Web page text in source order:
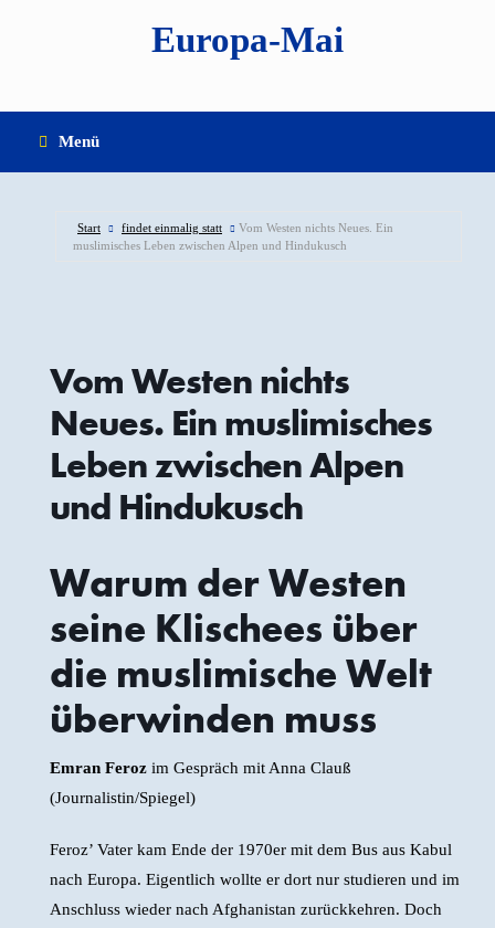
Europa-Mai
Menü
Start findet einmalig statt
Vom Westen nichts Neues. Ein
muslimisches Leben zwischen Alpen und Hindukusch
Vom Westen nichts
Neues. Ein muslimisches
Leben zwischen Alpen
und Hindukusch
Warum der Westen
seine Klischees über
die muslimische Welt
überwinden muss
Emran Feroz im Gespräch mit Anna Clauß
(Journalistin/Spiegel)
Feroz’ Vater kam Ende der 1970er mit dem Bus aus Kabul
nach Europa. Eigentlich wollte er dort nur studieren und im
Anschluss wieder nach Afghanistan zurückkehren. Doch